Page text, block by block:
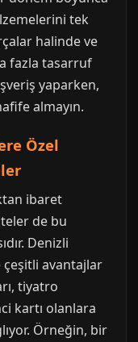
tek
halinde ve
fazla tasarruf
yaparken,
almayın.
Özel
ibaret
de bu
Denizli
avantajlar
tiyatro
kartı olanlara
Örneğin, bir